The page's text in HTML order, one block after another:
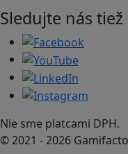
Sledujte nás tiež
Nie sme platcami DPH.
© 2021 - 2026